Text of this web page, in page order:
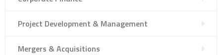
Project Development & Management
Mergers & Acquisitions